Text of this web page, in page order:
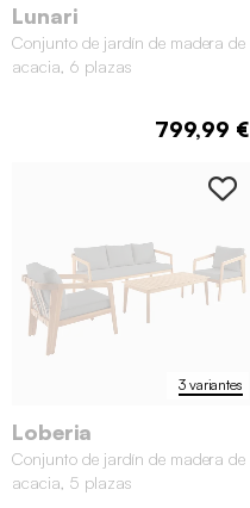
Lunari
Conjunto de jardín de madera de
acacia, 6 plazas
799,99 €
3 variantes
Loberia
Conjunto de jardín de madera de
acacia, 5 plazas